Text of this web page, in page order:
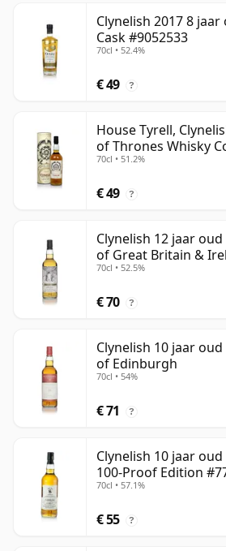
Clynelish 2017 8
Cask #9052533
70cl • 52.4%
€ 49 ?
House Tyrell,
of Thrones Whisky
70cl • 51.2%
€ 49 ?
Clynelish 12 jaar
of Great Britain &
70cl • 52.5%
€ 70 ?
Clynelish 10 jaar
of Edinburgh
70cl • 54%
€ 71 ?
Clynelish 10 jaar
100-Proof Edition
70cl • 57.1%
€ 55 ?